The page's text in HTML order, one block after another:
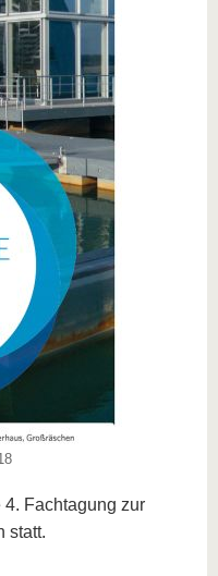
Fachtagung zur
statt.